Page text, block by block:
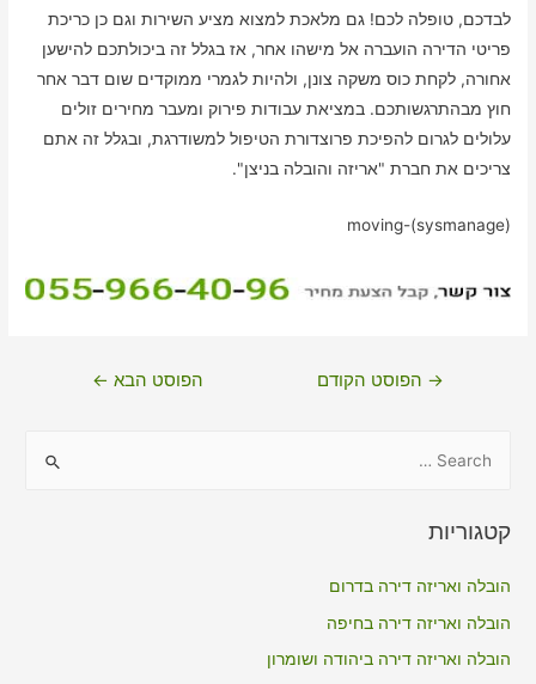
לבדכם, טופלה לכם! גם מלאכת למצוא מציע השירות וגם כן כריכת
פריטי הדירה הועברה אל מישהו אחר, אז בגלל זה ביכולתכם להישען
אחורה, לקחת כוס משקה צונן, ולהיות לגמרי ממוקדים שום דבר אחר
חוץ מבהתרגשותכם. במציאת עבודות פירוק ומעבר מחירים זולים
עלולים לגרום להפיכת פרוצדורת הטיפול למשודרגת, ובגלל זה אתם
צריכים את חברת "אריזה והובלה בניצן".
moving-(sysmanage)
ניווט→ הפוסט הקודם הפוסט הבא ←
r
o
קטגוריות
הובלה ואריזה דירה בדרום
הובלה ואריזה דירה בחיפה
הובלה ואריזה דירה ביהודה ושומרון